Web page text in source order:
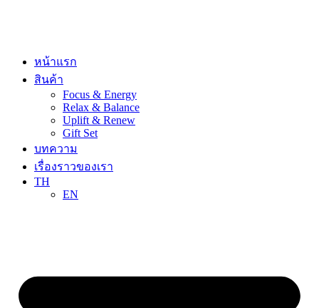
หน้าแรก
สินค้า
Focus & Energy
Relax & Balance
Uplift & Renew
Gift Set
บทความ
เรื่องราวของเรา
TH
EN